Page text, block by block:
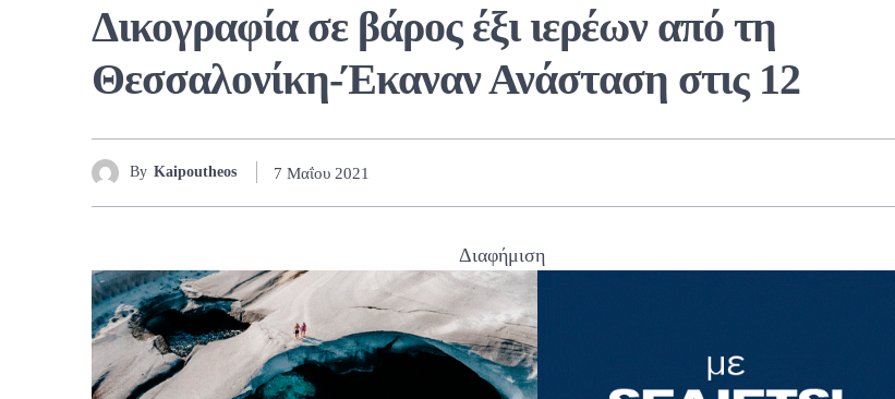
Δικογραφία σε βάρος έξι ιερέων από τη
Θεσσαλονίκη-Έκαναν Ανάσταση στις 12
By Kaipoutheos 7 Μαΐου 2021
Διαφήμιση